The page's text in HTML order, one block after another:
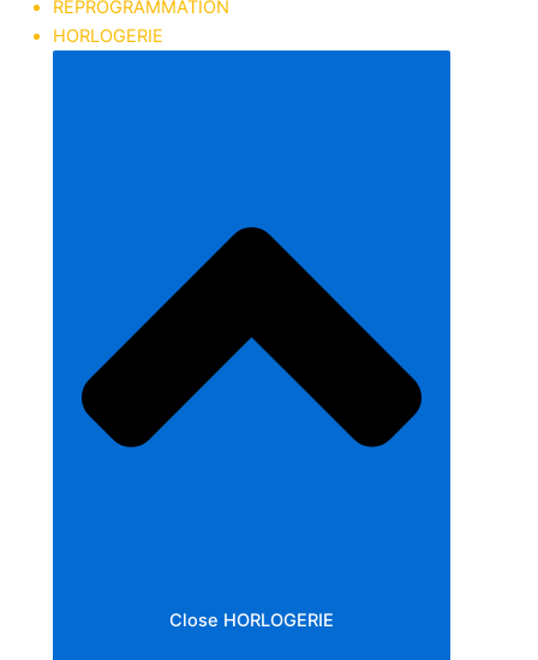
REPROGRAMMATION
HORLOGERIE
Close HORLOGERIE